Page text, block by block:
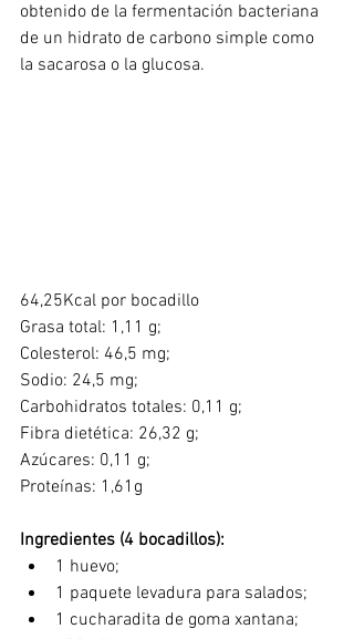
obtenido de la fermentación bacteriana
de un hidrato de carbono simple como
la sacarosa o la glucosa.
64,25Kcal por bocadillo
Grasa total: 1,11 g;
Colesterol: 46,5 mg;
Sodio: 24,5 mg;
Carbohidratos totales: 0,11 g;
Fibra dietética: 26,32 g;
Azúcares: 0,11 g;
Proteínas: 1,61g
Ingredientes (4 bocadillos):
1 huevo;
1 paquete levadura para salados;
1 cucharadita de goma xantana;